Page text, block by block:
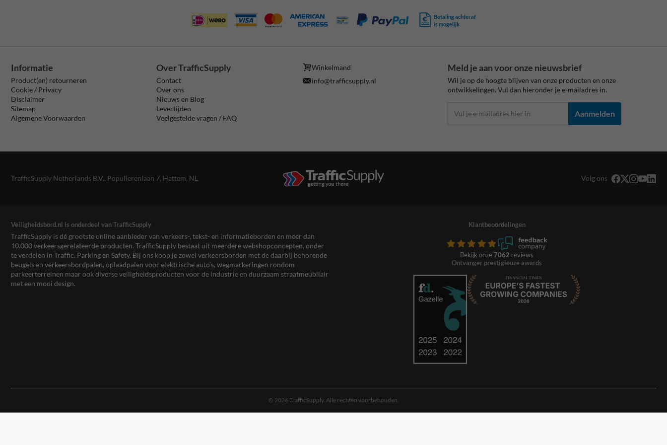
Betaling achteraf
is mogelijk
Informatie
Product(en) retourneren
Cookie / Privacy
Disclaimer
Sitemap
Algemene Voorwaarden
Over TrafficSupply
Contact
Over ons
Nieuws en Blog
Levertijden
Veelgestelde vragen / FAQ
Winkelmand
info@trafficsupply.nl
Meld je aan voor onze nieuwsbrief
Wil je op de hoogte blijven van onze producten en onze
ontwikkelingen. Vul dan hieronder je e-mailadres in.
Aanmelden
TrafficSupply Netherlands B.V., Populierenlaan 7, Hattem, NL Volg ons
Veiligheidsbord.nl is onderdeel van TrafficSupply
TrafficSupply is dé grootste online aanbieder van verkeers-, tekst- en informatieborden en meer dan
10.000 verkeersgerelateerde producten. TrafficSupply bestaat uit meerdere webshopconcepten, onder
te verdelen in Traffic, Parking en Safety. Bij ons koop je zowel verkeersborden met de daarbij behorende
beugels en verkeersbordpalen, oplaadpalen voor elektrische auto’s, wegmarkeringen rondom
parkeerterreinen maar ook diverse veiligheidsproducten voor de industrie en duurzaam straatmeubilair
met een mooi design.
Klantbeoordelingen
Bekijk onze 7062 reviews
Ontvanger prestigieuze awards
© 2026 TrafficSupply. Alle rechten voorbehouden.